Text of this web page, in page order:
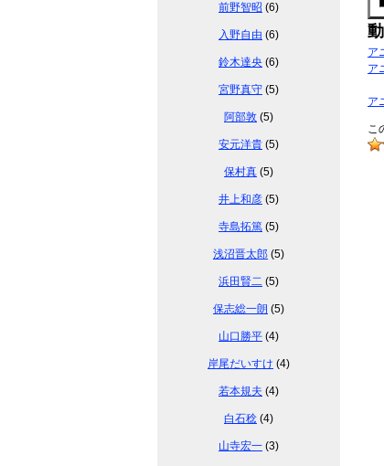
ア
ア
ア
こ
前野智昭 (6)
入野自由 (6)
鈴木達央 (6)
宮野真守 (5)
阿部敦 (5)
安元洋貴 (5)
保村真 (5)
井上和彦 (5)
寺島拓篤 (5)
浅沼晋太郎 (5)
浜田賢二 (5)
保志総一朗 (5)
山口勝平 (4)
岸尾だいすけ (4)
若本規夫 (4)
白石稔 (4)
山寺宏一 (3)